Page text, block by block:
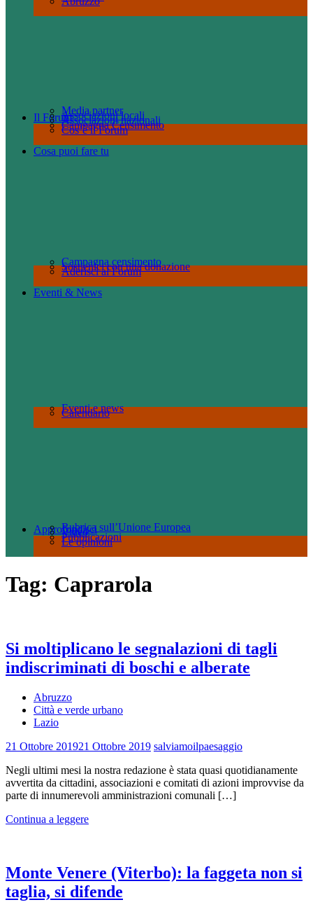
Il Forum
Cos’è il Forum
Campagna Censimento
Associazioni nazionali
Associazioni locali
Media partner
Cosa puoi fare tu
Aderisci al Forum
Sostienici con una donazione
Campagna censimento
Eventi & News
Calendario
Eventi e news
Approfondisci
Le opinioni
Pubblicazioni
Video
Rubrica sull’Unione Europea
Tag: Caprarola
Si moltiplicano le segnalazioni di tagli
indiscriminati di boschi e alberate
Abruzzo
Città e verde urbano
Lazio
21 Ottobre 201921 Ottobre 2019 salviamoilpaesaggio
Negli ultimi mesi la nostra redazione è stata quasi quotidianamente
avvertita da cittadini, associazioni e comitati di azioni improvvise da
parte di innumerevoli amministrazioni comunali […]
Continua a leggere
Monte Venere (Viterbo): la faggeta non si
taglia, si difende